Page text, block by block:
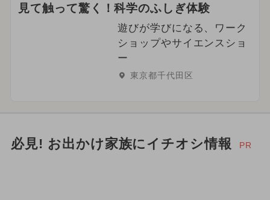
見て触って驚く！科学のふしぎ体験
遊びが学びになる、ワーク
ショップやサイエンスショ
ー
東京都千代田区
必見! お出かけ家族にイチオシ情報 PR